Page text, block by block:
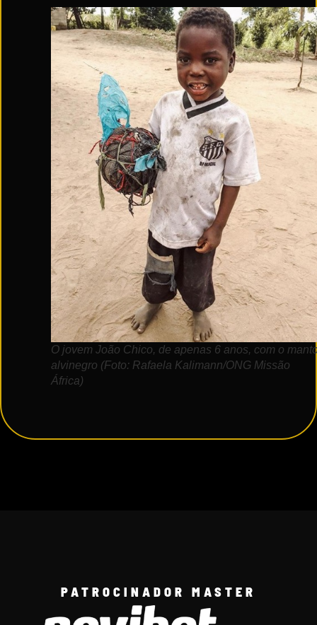
O jovem João Chico, de apenas 6 anos, com o
alvinegro (Foto: Rafaela Kalimann/ONG Missão
África)
PATROCINADOR MASTER